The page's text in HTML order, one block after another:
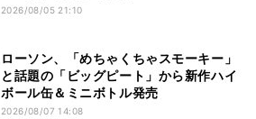
2026/08/05 21:10
ローソン、「めちゃくちゃスモーキー」
と話題の「ビッグピート」から新作ハイ
ボール缶＆ミニボトル発売
2026/08/07 14:08